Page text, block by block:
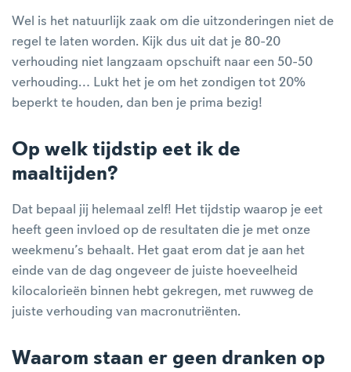
Wel is het natuurlijk zaak om die uitzonderingen niet de
regel te laten worden. Kijk dus uit dat je 80-20
verhouding niet langzaam opschuift naar een 50-50
verhouding… Lukt het je om het zondigen tot 20%
beperkt te houden, dan ben je prima bezig!
Op welk tijdstip eet ik de
maaltijden?
Dat bepaal jij helemaal zelf! Het tijdstip waarop je eet
heeft geen invloed op de resultaten die je met onze
weekmenu’s behaalt. Het gaat erom dat je aan het
einde van de dag ongeveer de juiste hoeveelheid
kilocalorieën binnen hebt gekregen, met ruwweg de
juiste verhouding van macronutriënten.
Waarom staan er geen dranken op